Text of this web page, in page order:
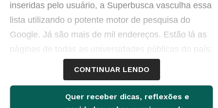
inseridas pelo usuário, a Superbusca vasculha essa
lista utilizando o potente motor de pesquisa do
Google. Já são mais de mil endereços. Estão lá as
páginas de todas as universidades públicas do país;
Secretarias Estaduais da Educação e de todas as
capitais brasileiras; 30 revistas acadêmicas
CONTINUAR LENDO
Quer receber dicas, reflexões e